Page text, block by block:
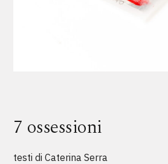
7 ossessioni
testidi Caterina Serra